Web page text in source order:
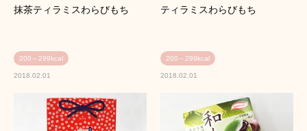
抹茶ティラミスわらびもち
200～299kcal
2018.02.01
ティラミスわらびもち
200～299kcal
2018.02.01